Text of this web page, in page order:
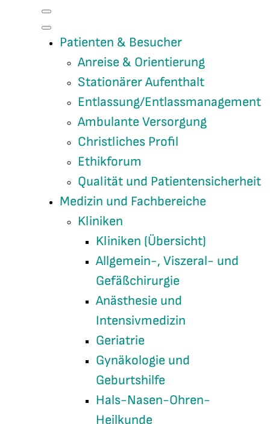
Patienten & Besucher
Anreise & Orientierung
Stationärer Aufenthalt
Entlassung/Entlassmanagement
Ambulante Versorgung
Christliches Profil
Ethikforum
Qualität und Patientensicherheit
Medizin und Fachbereiche
Kliniken
Kliniken (Übersicht)
Allgemein-, Viszeral- und
Gefäßchirurgie
Anästhesie und
Intensivmedizin
Geriatrie
Gynäkologie und
Geburtshilfe
Hals-Nasen-Ohren-
Heilkunde